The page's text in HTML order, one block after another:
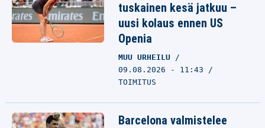
tuskainen kesä jatkuu –
uusi kolaus ennen US
Openia
MUU URHEILU
09.08.2026 - 11:43
TOIMITUS
Barcelona valmistelee